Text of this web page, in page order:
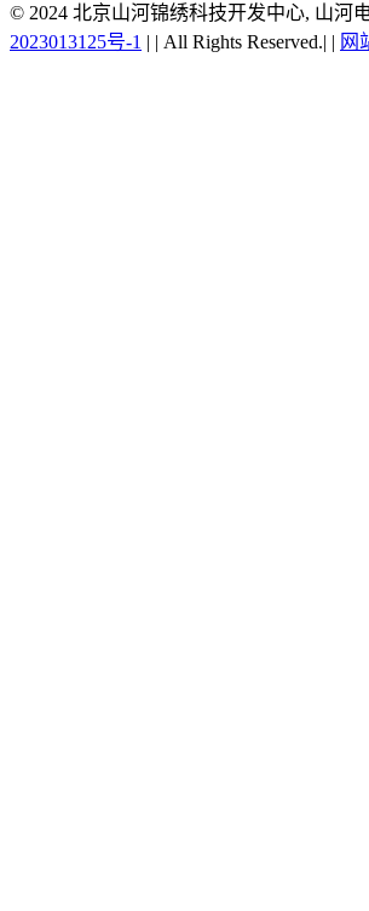
© 2024 北京山河锦绣科技开发中心, 山河
2023013125号-1 | | All Rights Reserved.| | 网